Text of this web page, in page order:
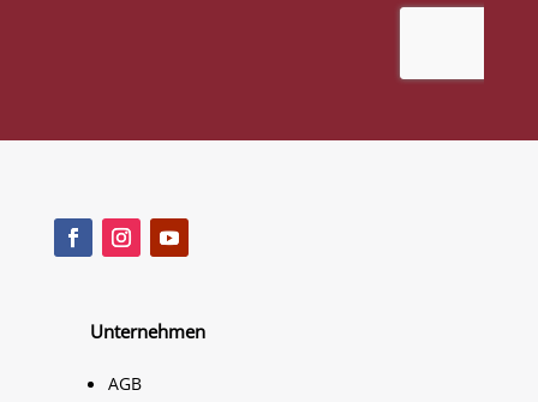
Unternehmen
AGB